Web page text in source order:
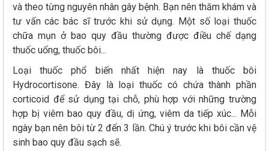
và theo từng nguyên nhân gây bệnh. Bạn nên thăm khám và
tư vấn các bác sĩ trước khi sử dụng. Một số loại thuốc
chữa mụn ở bao quy đầu thường được điều chế dạng
thuốc uống, thuốc bôi...
Loại thuốc phổ biến nhất hiện nay là thuốc bôi
Hydrocortisone. Đây là loại thuốc có chứa thành phần
corticoid để sử dụng tại chỗ, phù hợp với những trường
hợp bị viêm bao quy đầu, dị ứng, viêm da tiếp xúc... Mỗi
ngày bạn nên bôi từ 2 đến 3 lần. Chú ý trước khi bôi cần vệ
sinh bao quy đầu sạch sẽ.